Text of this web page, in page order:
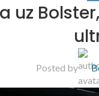
uz
Posted by